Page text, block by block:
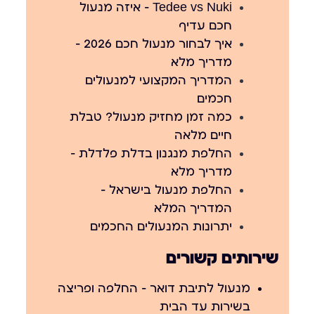
Tedee vs Nuki — איזה מנעול
חכם עדיף
איך לבחור מנעול חכם 2026 —
מדריך מלא
המדריך המקצועי למנעולים
חכמים
כמה זמן מחזיק מנעול? טבלת
חיים מלאה
החלפת מנגנון בדלת פלדלת —
מדריך מלא
החלפת מנעול בישראל —
המדריך המלא
יתרונות המנעולים החכמים
שירותים קשורים
מנעול לתיבת דואר – החלפה ופריצה
בשירות עד הבית